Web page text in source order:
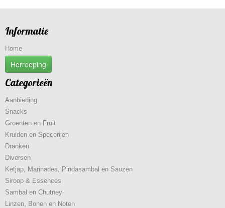
Informatie
Home
Herroeping
Categorieën
Aanbieding
Snacks
Groenten en Fruit
Kruiden en Specerijen
Dranken
Diversen
Ketjap, Marinades, Pindasambal en Sauzen
Siroop & Essences
Sambal en Chutney
Linzen, Bonen en Noten